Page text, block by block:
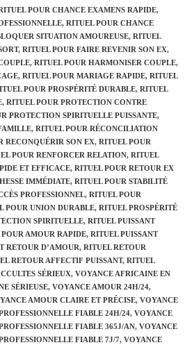
POUR CHANCE EXAMENS RAPIDE,
, RITUEL POUR CHANCE
SITUATION AMOUREUSE, RITUEL
, RITUEL POUR FAIRE REVENIR SON EX,
, RITUEL POUR HARMONISER COUPLE,
, RITUEL POUR MARIAGE RAPIDE, RITUEL
POUR PROSPÉRITÉ DURABLE, RITUEL
, RITUEL POUR PROTECTION CONTRE
PROTECTION SPIRITUELLE PUISSANTE,
, RITUEL POUR RÉCONCILIATION
RECONQUÉRIR SON EX, RITUEL POUR
POUR RENFORCER RELATION, RITUEL
ET EFFICACE, RITUEL POUR RETOUR EX
IMMÉDIATE, RITUEL POUR STABILITÉ
PROFESSIONNEL, RITUEL POUR
POUR UNION DURABLE, RITUEL PROSPÉRITÉ
SPIRITUELLE, RITUEL PUISSANT
AMOUR RAPIDE, RITUEL PUISSANT
RETOUR D’AMOUR, RITUEL RETOUR
RETOUR AFFECTIF PUISSANT, RITUEL
SÉRIEUX, VOYANCE AFRICAINE EN
SÉRIEUSE, VOYANCE AMOUR 24H/24,
AMOUR CLAIRE ET PRÉCISE, VOYANCE
FIABLE 24H/24, VOYANCE
FIABLE 365J/AN, VOYANCE
FIABLE 7J/7, VOYANCE